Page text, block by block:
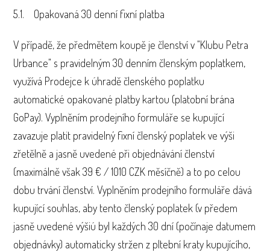
5.1. Opakovaná 30 denní fixní platba
V případě, že předmětem koupě je členství v "Klubu Petra
Urbance" s pravidelným 30 denním členským poplatkem,
využívá Prodejce k úhradě členského poplatku
automatické opakované platby kartou (platobní brána
GoPay). Vyplněním prodejního formuláře se kupující
zavazuje platit pravidelný fixní členský poplatek ve výši
zřetělně a jasně uvedené při objednávání členství
(maximálně však 39 € / 1010 CZK měsíčně) a to po celou
dobu trvání členství. Vyplněním prodejního formuláře dává
kupující souhlas, aby tento členský poplatek (v předem
jasně uvedené výšiú byl každých 30 dní (počínaje datumem
objednávky) automaticky stržen z pltební kraty kupujícího,